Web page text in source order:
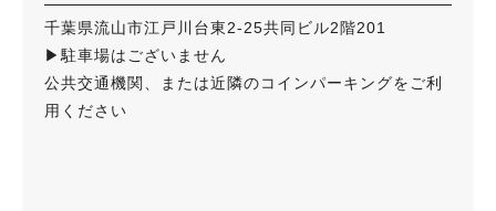
千葉県流山市江戸川台東2-25共同ビル2階201
▶︎駐車場はございません
公共交通機関、または近隣のコインパーキングをご利
用ください